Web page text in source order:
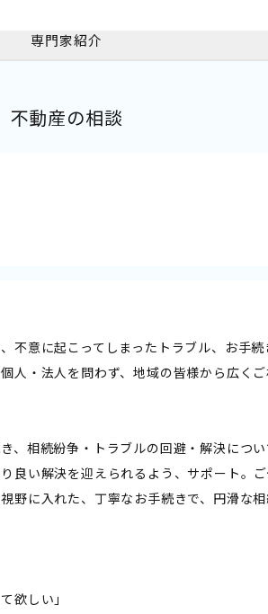
専門家紹介
不動産の相談
不意に起こってしまったトラブル、お手
人・法人を問わず、地域の皆様から広く
、相続紛争・トラブルの回避・解決につ
良い解決を迎えられるよう、サポート。
野に入れた、丁寧なお手続きで、円滑な
欲しい」